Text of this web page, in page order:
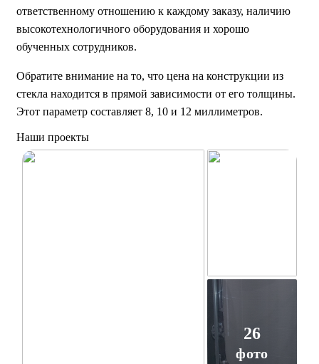
ответственному отношению к каждому заказу, наличию
высокотехнологичного оборудования и хорошо
обученных сотрудников.
Обратите внимание на то, что цена на конструкции из
стекла находится в прямой зависимости от его толщины.
Этот параметр составляет 8, 10 и 12 миллиметров.
Наши проекты
26
фото